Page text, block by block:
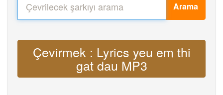
Arama
Çevirmek : Lyrics yeu em thi
gat dau MP3